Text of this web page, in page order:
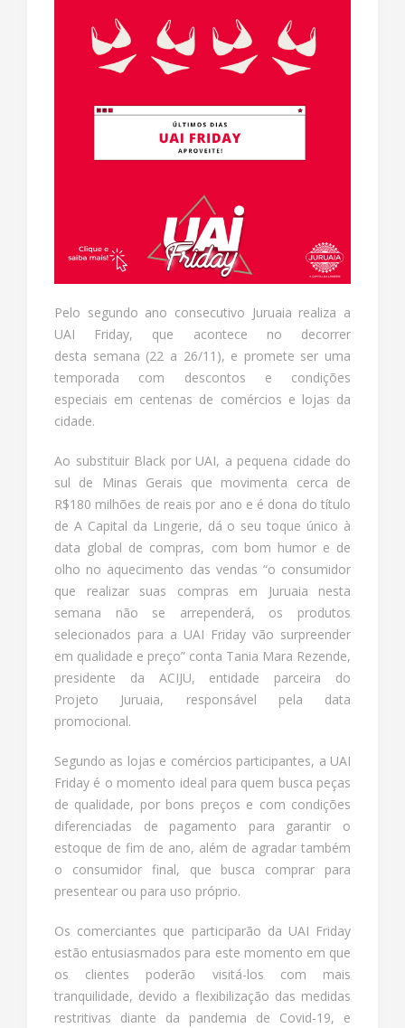
Pelo segundo ano consecutivo Juruaia realiza a
UAI Friday, que acontece no decorrer
desta semana (22 a 26/11), e promete ser uma
temporada com descontos e condições
especiais em centenas de comércios e lojas da
cidade.
Ao substituir Black por UAI, a pequena cidade do
sul de Minas Gerais que movimenta cerca de
R$180 milhões de reais por ano e é dona do título
de A Capital da Lingerie, dá o seu toque único à
data global de compras, com bom humor e de
olho no aquecimento das vendas “o consumidor
que realizar suas compras em Juruaia nesta
semana não se arrependerá, os produtos
selecionados para a UAI Friday vão surpreender
em qualidade e preço” conta Tania Mara Rezende,
presidente da ACIJU, entidade parceira do
Projeto Juruaia, responsável pela data
promocional.
Segundo as lojas e comércios participantes, a UAI
Friday é o momento ideal para quem busca peças
de qualidade, por bons preços e com condições
diferenciadas de pagamento para garantir o
estoque de fim de ano, além de agradar também
o consumidor final, que busca comprar para
presentear ou para uso próprio.
Os comerciantes que participarão da UAI Friday
estão entusiasmados para este momento em que
os clientes poderão visitá-los com mais
tranquilidade, devido a flexibilização das medidas
restritivas diante da pandemia de Covid-19, e